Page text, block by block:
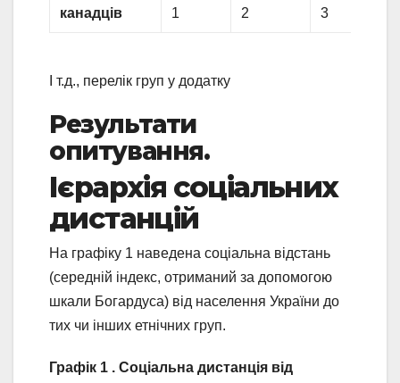
канадців 1 2 3
І т.д., перелік груп у додатку
Результати
опитування.
Ієрархія соціальних
дистанцій
На графіку 1 наведена соціальна відстань
(середній індекс, отриманий за допомогою
шкали Богардуса) від населення України до
тих чи інших етнічних груп.
Графік 1 . Соціальна дистанція від